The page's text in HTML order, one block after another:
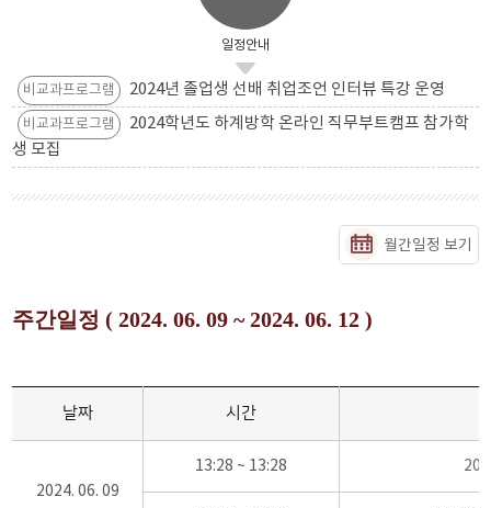
일정안내
비교과프로그램 2024년 졸업생 선배 취업조언 인터뷰 특강 운영
비교과프로그램
2024학년도 하계방학 온라인 직무부트캠프 참가학
생 모집
월간일정 보기
주간일정 ( 2024. 06. 09 ~ 2024. 06. 12 )
날짜 시간
2024. 06. 09
13:28 ~ 13:28